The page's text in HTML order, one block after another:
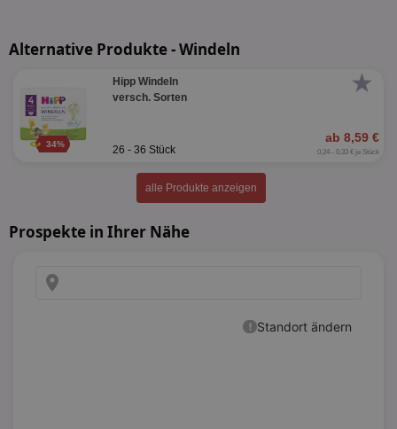
Alternative Produkte - Windeln
★
34%
Hipp Windeln
versch. Sorten
ab 8,59 €
26 - 36 Stück 0,24 - 0,33 € je Stück
alle Produkte anzeigen
Prospekte in Ihrer Nähe